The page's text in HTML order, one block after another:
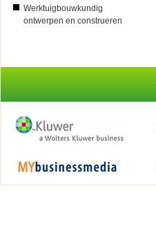
Werktuigbouwkundig
ontwerpen en construeren